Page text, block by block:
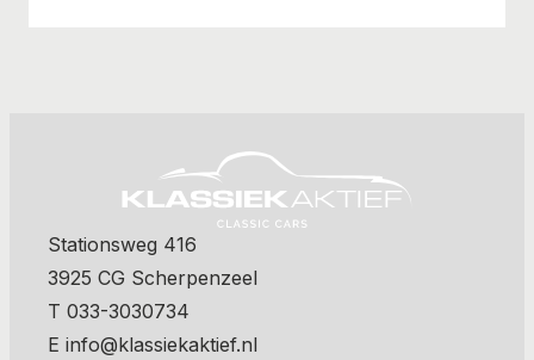
Stationsweg 416
3925 CG Scherpenzeel
T 033-3030734
E info@klassiekaktief.nl